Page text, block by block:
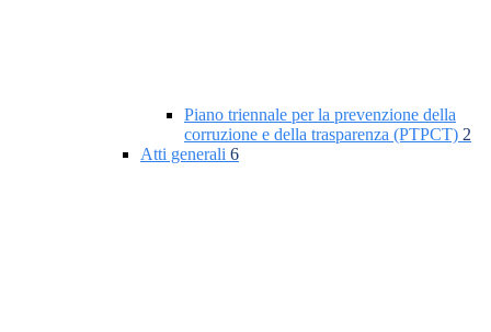
Piano triennale per la prevenzione della
corruzione e della trasparenza (PTPCT) 2
Atti generali 6